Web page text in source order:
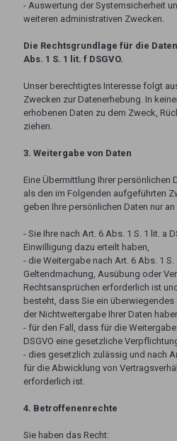
- Auswertung der Systemsicherheit
weiteren administrativen Zwecken.
Die Rechtsgrundlage für die
Abs. 1 S. 1 lit. f DSGVO.
Unser berechtigtes Interesse folgt
Zwecken zur Datenerhebung. In
erhobenen Daten zu dem Zweck,
ziehen.
3. Weitergabe von Daten
Eine Übermittlung Ihrer persönlichen
als den im Folgenden aufgeführten
geben Ihre persönlichen Daten nur
- Sie Ihre nach Art. 6 Abs. 1 S. 1 lit. a
Einwilligung dazu erteilt haben,
- die Weitergabe nach Art. 6 Abs. 1 S.
Geltendmachung, Ausübung oder
Rechtsansprüchen erforderlich ist
besteht, dass Sie ein
der Nichtweitergabe Ihrer Daten
- für den Fall, dass für die
DSGVO eine gesetzliche
- dies gesetzlich zulässig und nach
für die Abwicklung von
erforderlich ist.
4. Betroffenenrechte
Sie haben das Recht: